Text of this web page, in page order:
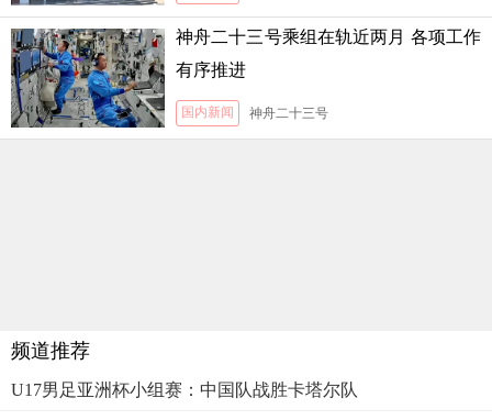
神舟二十三号乘组在轨近两月 各项工作
有序推进
国内新闻 神舟二十三号
频道推荐
U17男足亚洲杯小组赛：中国队战胜卡塔尔队